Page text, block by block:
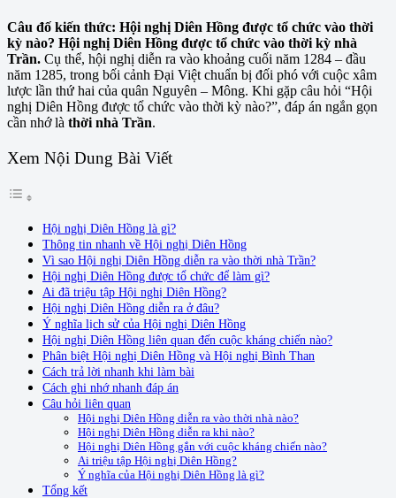
Câu đố kiến thức: Hội nghị Diên Hồng được tổ chức vào thời
kỳ nào? Hội nghị Diên Hồng được tổ chức vào thời kỳ nhà
Trần. Cụ thể, hội nghị diễn ra vào khoảng cuối năm 1284 – đầu
năm 1285, trong bối cảnh Đại Việt chuẩn bị đối phó với cuộc xâm
lược lần thứ hai của quân Nguyên – Mông. Khi gặp câu hỏi “Hội
nghị Diên Hồng được tổ chức vào thời kỳ nào?”, đáp án ngắn gọn
cần nhớ là thời nhà Trần.
Xem Nội Dung Bài Viết
Hội nghị Diên Hồng là gì?
Thông tin nhanh về Hội nghị Diên Hồng
Vì sao Hội nghị Diên Hồng diễn ra vào thời nhà Trần?
Hội nghị Diên Hồng được tổ chức để làm gì?
Ai đã triệu tập Hội nghị Diên Hồng?
Hội nghị Diên Hồng diễn ra ở đâu?
Ý nghĩa lịch sử của Hội nghị Diên Hồng
Hội nghị Diên Hồng liên quan đến cuộc kháng chiến nào?
Phân biệt Hội nghị Diên Hồng và Hội nghị Bình Than
Cách trả lời nhanh khi làm bài
Cách ghi nhớ nhanh đáp án
Câu hỏi liên quan
Hội nghị Diên Hồng diễn ra vào thời nhà nào?
Hội nghị Diên Hồng diễn ra khi nào?
Hội nghị Diên Hồng gắn với cuộc kháng chiến nào?
Ai triệu tập Hội nghị Diên Hồng?
Ý nghĩa của Hội nghị Diên Hồng là gì?
Tổng kết